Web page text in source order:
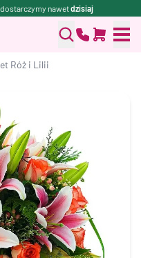
dostarczymy nawetdzisiaj
Róż i Lilii